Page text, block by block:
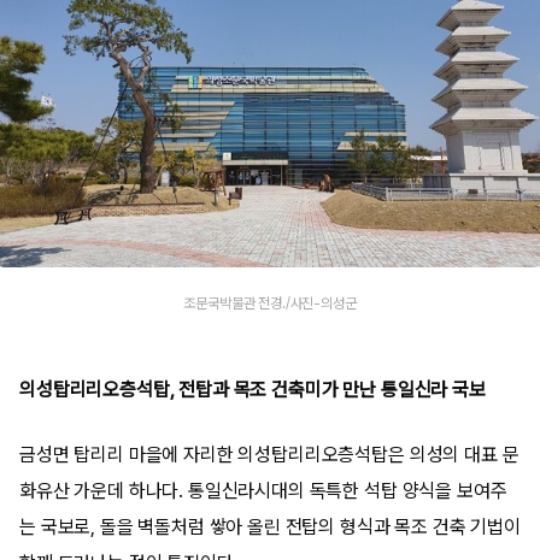
조문국박물관 전경./사진-의성군
의성탑리리오층석탑, 전탑과 목조 건축미가 만난 통일신라 국보
금성면 탑리리 마을에 자리한 의성탑리리오층석탑은 의성의 대표 문
화유산 가운데 하나다. 통일신라시대의 독특한 석탑 양식을 보여주
는 국보로, 돌을 벽돌처럼 쌓아 올린 전탑의 형식과 목조 건축 기법이